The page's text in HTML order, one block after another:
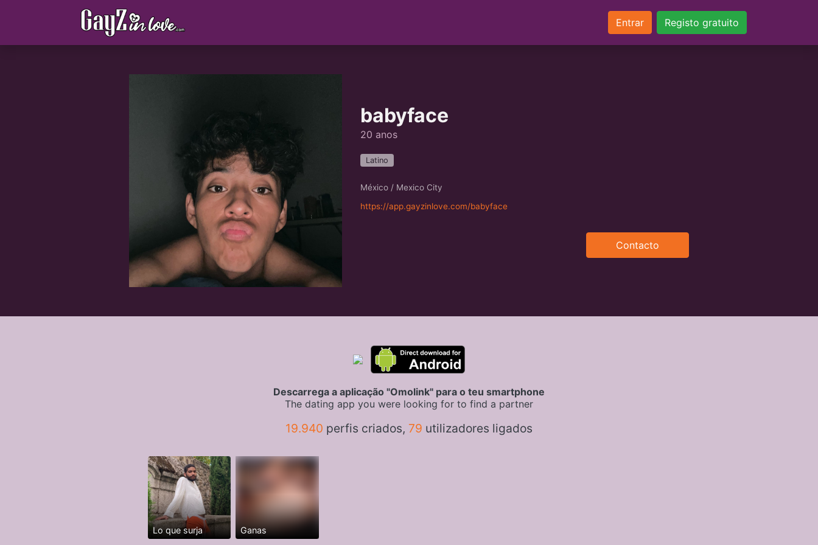
Entrar Registo gratuito
babyface
20 anos
Latino
México / Mexico City
https://app.gayzinlove.com/babyface
Contacto
Descarrega a aplicação "Omolink" para o teu smartphone
The dating app you were looking for to find a partner
19.940 perfis criados, 79 utilizadores ligados
Lo que surja Ganas